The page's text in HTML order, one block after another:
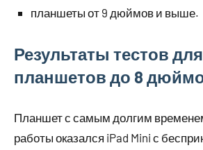
планшеты от 9 дюймов и выше.
Результаты тестов для
планшетов до 8
Планшет с самым долгим
работы оказался iPad Mini с